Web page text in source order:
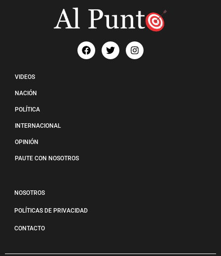
VIDEOS
NACIÓN
POLÍTICA
INTERNACIONAL
OPINIÓN
PAUTE CON NOSOTROS
NOSOTROS
POLÍTICAS DE PRIVACIDAD
CONTACTO